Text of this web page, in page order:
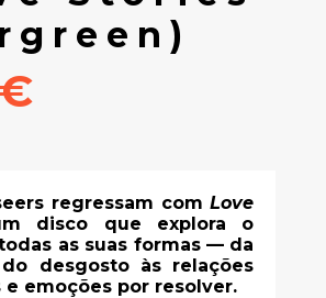
regressam comLove
disco que explora o
as suas formas — da
desgosto às relações
emoções por resolver.